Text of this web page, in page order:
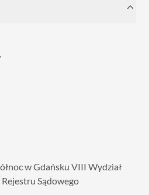
w Gdańsku VIII Wydział
Sądowego